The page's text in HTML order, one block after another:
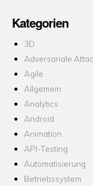
Kategorien
3D
Adversariale
Agile
Allgemein
Analytics
Android
Animation
API-Testing
Automatisierung
Betriebssystem